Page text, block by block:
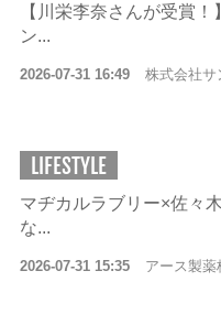
【川栄李奈さんが受賞
ン...
2026-07-31 16:49 株式会社サ
LIFESTYLE
マヂカルラブリー×佐々
な...
2026-07-31 15:35 アース製薬